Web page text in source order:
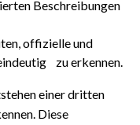
Beschreibungen
offizielle und
zu erkennen.
einer dritten
Diese